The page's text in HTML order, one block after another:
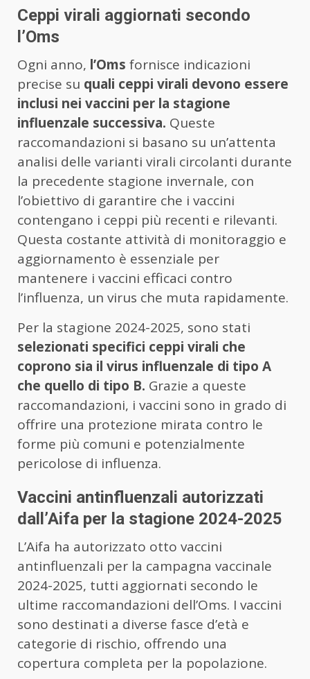
Ceppi virali aggiornati secondo
l’Oms
Ogni anno, l’Oms fornisce indicazioni
precise su quali ceppi virali devono essere
inclusi nei vaccini per la stagione
influenzale successiva. Queste
raccomandazioni si basano su un’attenta
analisi delle varianti virali circolanti durante
la precedente stagione invernale, con
l’obiettivo di garantire che i vaccini
contengano i ceppi più recenti e rilevanti.
Questa costante attività di monitoraggio e
aggiornamento è essenziale per
mantenere i vaccini efficaci contro
l’influenza, un virus che muta rapidamente.
Per la stagione 2024-2025, sono stati
selezionati specifici ceppi virali che
coprono sia il virus influenzale di tipo A
che quello di tipo B. Grazie a queste
raccomandazioni, i vaccini sono in grado di
offrire una protezione mirata contro le
forme più comuni e potenzialmente
pericolose di influenza.
Vaccini antinfluenzali autorizzati
dall’Aifa per la stagione 2024-2025
L’Aifa ha autorizzato otto vaccini
antinfluenzali per la campagna vaccinale
2024-2025, tutti aggiornati secondo le
ultime raccomandazioni dell’Oms. I vaccini
sono destinati a diverse fasce d’età e
categorie di rischio, offrendo una
copertura completa per la popolazione.